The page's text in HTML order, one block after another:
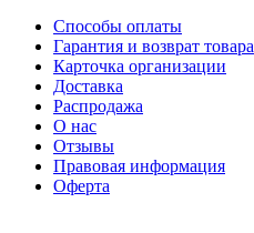
Способы оплаты
Гарантия и возврат товара
Карточка организации
Доставка
Распродажа
О нас
Отзывы
Правовая информация
Оферта